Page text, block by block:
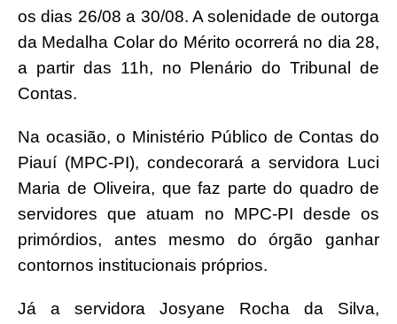
os dias 26/08 a 30/08. A solenidade de outorga
da Medalha Colar do Mérito ocorrerá no dia 28,
a partir das 11h, no Plenário do Tribunal de
Contas.
Na ocasião, o Ministério Público de Contas do
Piauí (MPC-PI), condecorará a servidora Luci
Maria de Oliveira, que faz parte do quadro de
servidores que atuam no MPC-PI desde os
primórdios, antes mesmo do órgão ganhar
contornos institucionais próprios.
Já a servidora Josyane Rocha da Silva,